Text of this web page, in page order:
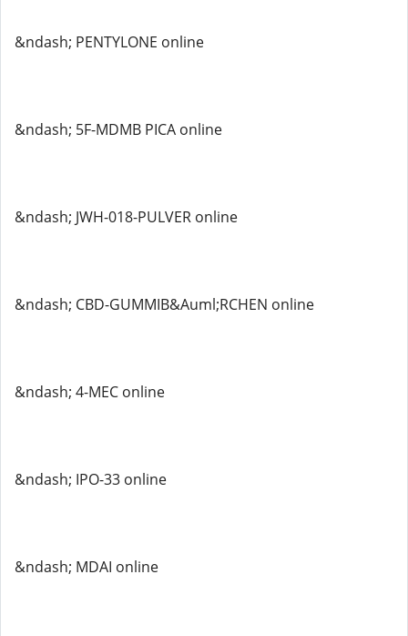
&ndash; PENTYLONE online
&ndash; 5F-MDMB PICA online
&ndash; JWH-018-PULVER online
&ndash; CBD-GUMMIB&Auml;RCHEN online
&ndash; 4-MEC online
&ndash; IPO-33 online
&ndash; MDAI online